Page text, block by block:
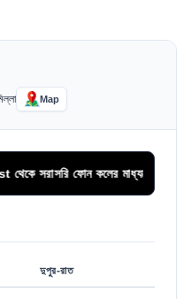
Map
সরাসরি ফোন কলের মাধ্যমে অথবা
দুপুর-রাত